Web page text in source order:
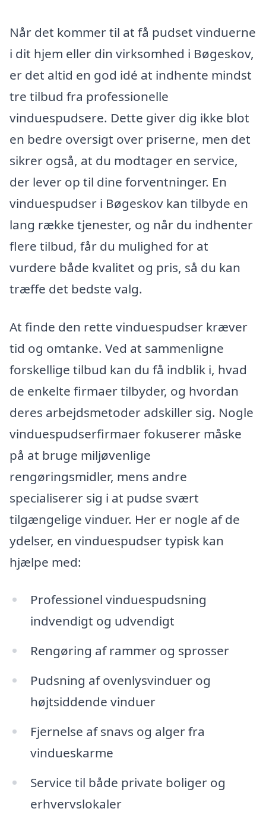
Når det kommer til at få pudset vinduerne
i dit hjem eller din virksomhed i Bøgeskov,
er det altid en god idé at indhente mindst
tre tilbud fra professionelle
vinduespudsere. Dette giver dig ikke blot
en bedre oversigt over priserne, men det
sikrer også, at du modtager en service,
der lever op til dine forventninger. En
vinduespudser i Bøgeskov kan tilbyde en
lang række tjenester, og når du indhenter
flere tilbud, får du mulighed for at
vurdere både kvalitet og pris, så du kan
træffe det bedste valg.
At finde den rette vinduespudser kræver
tid og omtanke. Ved at sammenligne
forskellige tilbud kan du få indblik i, hvad
de enkelte firmaer tilbyder, og hvordan
deres arbejdsmetoder adskiller sig. Nogle
vinduespudserfirmaer fokuserer måske
på at bruge miljøvenlige
rengøringsmidler, mens andre
specialiserer sig i at pudse svært
tilgængelige vinduer. Her er nogle af de
ydelser, en vinduespudser typisk kan
hjælpe med:
Professionel vinduespudsning
indvendigt og udvendigt
Rengøring af rammer og sprosser
Pudsning af ovenlysvinduer og
højtsiddende vinduer
Fjernelse af snavs og alger fra
vindueskarme
Service til både private boliger og
erhvervslokaler